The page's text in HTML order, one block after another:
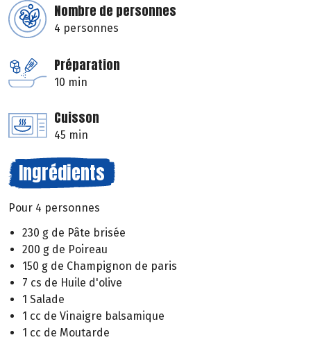
Nombre de personnes
4 personnes
Préparation
10 min
Cuisson
45 min
Ingrédients
Pour 4 personnes
230 g de Pâte brisée
200 g de Poireau
150 g de Champignon de paris
7 cs de Huile d'olive
1 Salade
1 cc de Vinaigre balsamique
1 cc de Moutarde